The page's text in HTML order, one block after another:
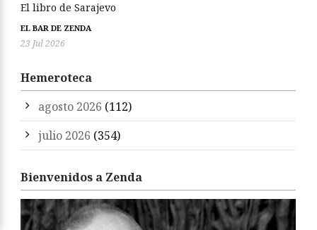
El libro de Sarajevo
EL BAR DE ZENDA
23 Jul 2026
Hemeroteca
agosto 2026 (112)
julio 2026 (354)
Bienvenidos a Zenda